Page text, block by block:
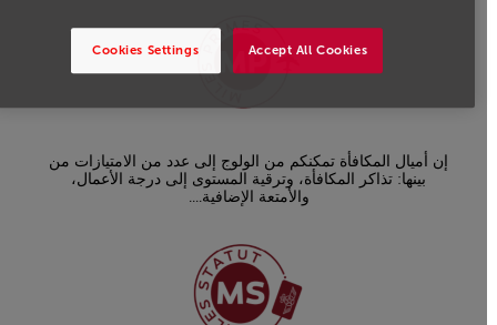
إن أميال المكافأة تمكنكم من الولوج إلى عدد من الامتيازات من
بينها: تذاكر المكافأة، وترقية المستوى إلى درجة الأعمال،
والأمتعة الإضافية....
Accept All Cookies
Cookies Settings